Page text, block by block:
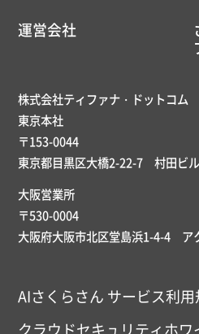
運営会社
株式会社ティファナ・ドットコム
東京本社
〒153-0044
東京都目黒区大橋2-22-7 村田ビ
大阪営業所
〒530-0004
大阪府大阪市北区堂島浜1-4-4 ア
AIさくらさん サービス利用
クラウドセキュリティホワ